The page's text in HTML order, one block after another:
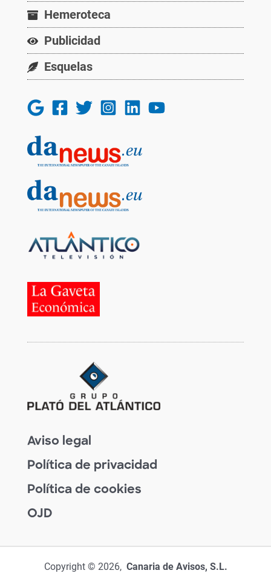
Hemeroteca
Publicidad
Esquelas
Aviso legal
Política de privacidad
Política de cookies
OJD
Copyright © 2026, Canaria de Avisos, S.L.